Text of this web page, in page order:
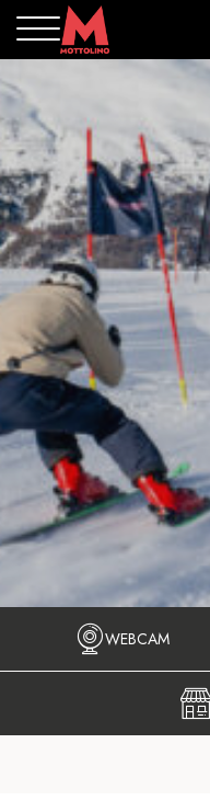
WEBCAM